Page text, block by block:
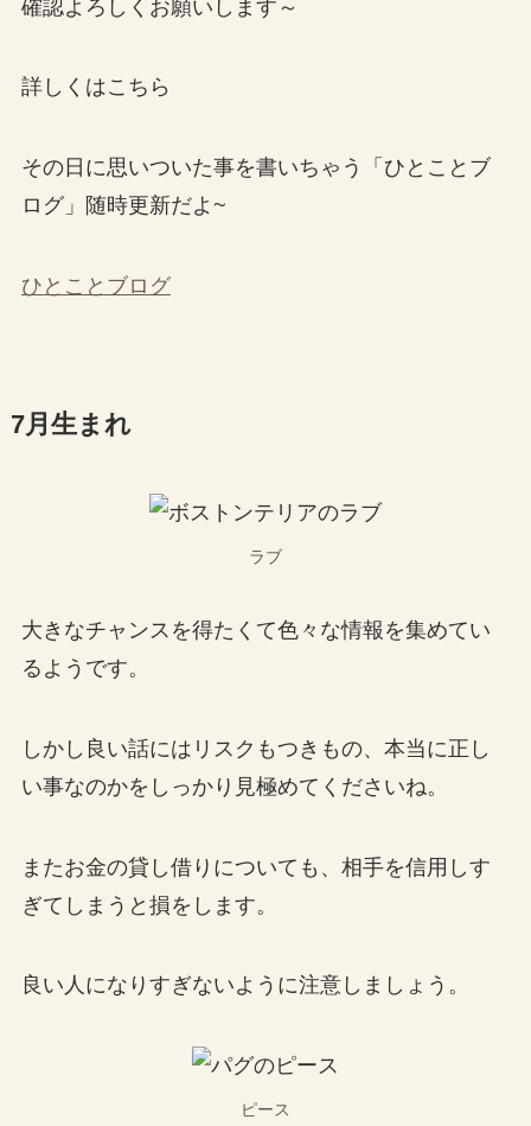
確認よろしくお願いします～
詳しくはこちら
その日に思いついた事を書いちゃう「ひとことブ
ログ」随時更新だよ~
ひとことブログ
7月生まれ
ラブ
大きなチャンスを得たくて色々な情報を集めてい
るようです。
しかし良い話にはリスクもつきもの、本当に正し
い事なのかをしっかり見極めてくださいね。
またお金の貸し借りについても、相手を信用しす
ぎてしまうと損をします。
良い人になりすぎないように注意しましょう。
ピース